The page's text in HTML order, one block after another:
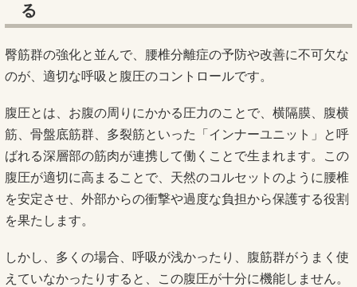
る
臀筋群の強化と並んで、腰椎分離症の予防や改善に不可欠な
のが、適切な呼吸と腹圧のコントロールです。
腹圧とは、お腹の周りにかかる圧力のことで、横隔膜、腹横
筋、骨盤底筋群、多裂筋といった「インナーユニット」と呼
ばれる深層部の筋肉が連携して働くことで生まれます。この
腹圧が適切に高まることで、天然のコルセットのように腰椎
を安定させ、外部からの衝撃や過度な負担から保護する役割
を果たします。
しかし、多くの場合、呼吸が浅かったり、腹筋群がうまく使
えていなかったりすると、この腹圧が十分に機能しません。